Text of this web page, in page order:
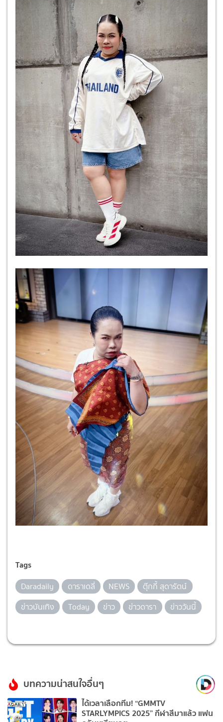
Tags
Daradaily ดาราเดลี่ NEWS
ตุ๊กกี้ สุดารัตน์
ข่าวบันเทิง
Today ข่าว ข่าวดารา ข่าววันนี้
บทความน่าสนใจอื่นๆ
ได้เวลาเลือกทีม! “GMMTV
STARLYMPICS 2025” กีฬาสีมาแล้ว แฟน